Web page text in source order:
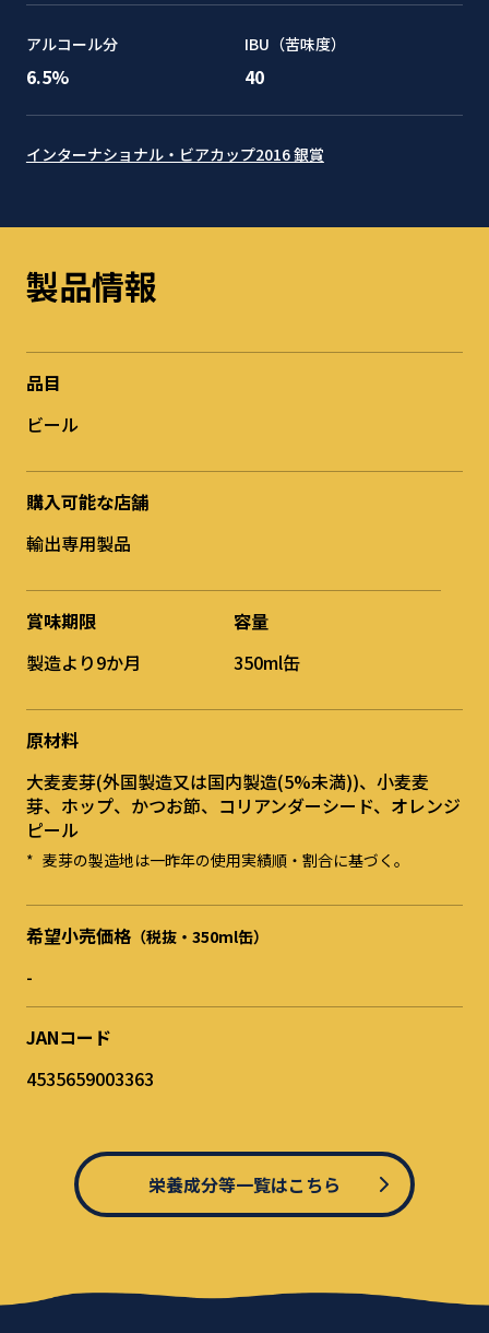
アルコール分
6.5%
IBU（苦味度）
40
インターナショナル・ビアカップ2016 銀賞
製品情報
品目
ビール
購入可能な店舗
輸出専用製品
賞味期限
製造より9か月
容量
350ml缶
原材料
大麦麦芽(外国製造又は国内製造(5%未満))、小麦麦
芽、ホップ、かつお節、コリアンダーシード、オレンジ
ピール
麦芽の製造地は一昨年の使用実績順・割合に基づく。
希望小売価格（税抜・350ml缶）
-
JANコード
4535659003363
栄養成分等一覧はこちら